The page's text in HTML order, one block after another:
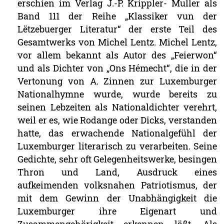
erschien im Verlag J.-P.Krippler-Mullerals
Band 111der Reihe „Klassiker vunder
Lëtzebuerger Literatur“der ersteTeildes
Gesamtwerks von Michel Lentz. Michel Lentz,
vor allembekannt alsAutordes „Feierwon“
und als Dichter von „OnsHémecht“,diein der
Vertonung von A.ZinnenzurLuxemburger
Nationalhymne wurde, wurdebereits zu
seinen Lebzeiten als Nationaldichter verehrt,
weil eres, wieRodange oderDicks,verstanden
hatte,das erwachende Nationalgefühl der
Luxemburger literarisch zu verarbeiten. Seine
Gedichte, sehr oftGelegenheitswerke,besingen
Thron und Land, Ausdruck eines
aufkeimendenvolksnahen Patriotismus,der
mitdemGewinn der Unabhängigkeitdie
Luxemburger ihreEigenartund